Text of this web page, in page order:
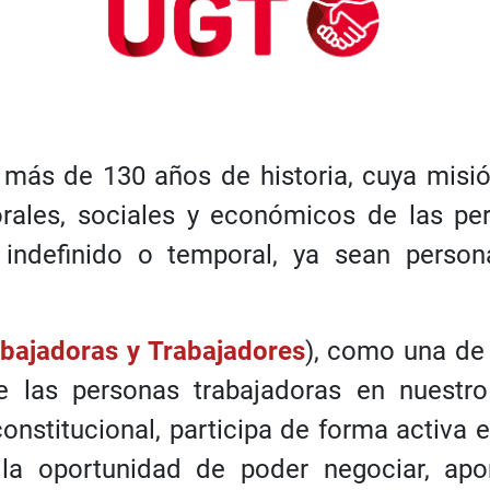
de 130 años de historia, cuya
sociales y económicos de las
o temporal, ya sean
y Trabajadores), como una
las personas trabajadoras en
participa de forma activa
oportunidad de poder negociar,